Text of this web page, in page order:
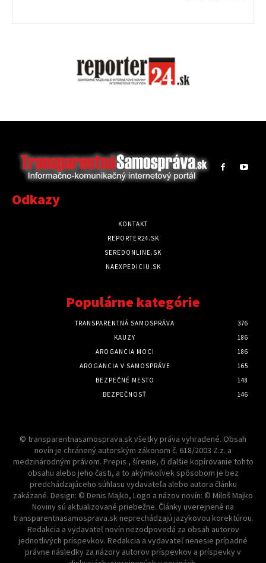
Odkazy
KONTAKT
REPORTER24.SK
SEREDONLINE.SK
NAEXPEDICIU.SK
Populárne kategórie
TRANSPARENTNÁ SAMOSPRÁVA
376
KAUZY
186
AROGANCIA MOCI
186
AROGANCIA V SAMOSPRÁVE
165
BEZPEČNÉ MESTO
148
BEZPEČNOSŤ
146
© transparentnasamosprava.sk všetky práva vyhradené. Obsah
novín je chránený autorským zákonom č. 618/2003 Z.z. a
medzinárodným právom. Prepis , šírenie, či ďalšie kopírovanie tohto
obsahu alebo jeho časti, a to akýmkoľvek spôsobom je bez
predchádzajúceho súhlasu vydavateľa alebo autora článku
zakázané. Design: © Denis Majko, Logo a názov novín: © Miloš Majko
Noviny sú aktualizované priebežne. Články uverejnené na
transparentnasamosprava.sk neprechádzajú jazykovou korektúrou.
Redakcia a vydavateľ novín nezodpovedá za obsah autorov
jednotlivých príspevkov. Redakcia a vydavateľ nenesie prípadné
právne následky za názory autorov príspevkov a príspevky v